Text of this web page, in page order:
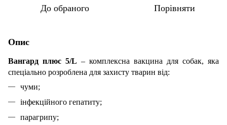
До обраного Порівняти
Опис
Вангард плюс 5/L – комплексна вакцина для собак, яка
спеціально розроблена для захисту тварин від:
чуми;
інфекційного гепатиту;
парагрипу;